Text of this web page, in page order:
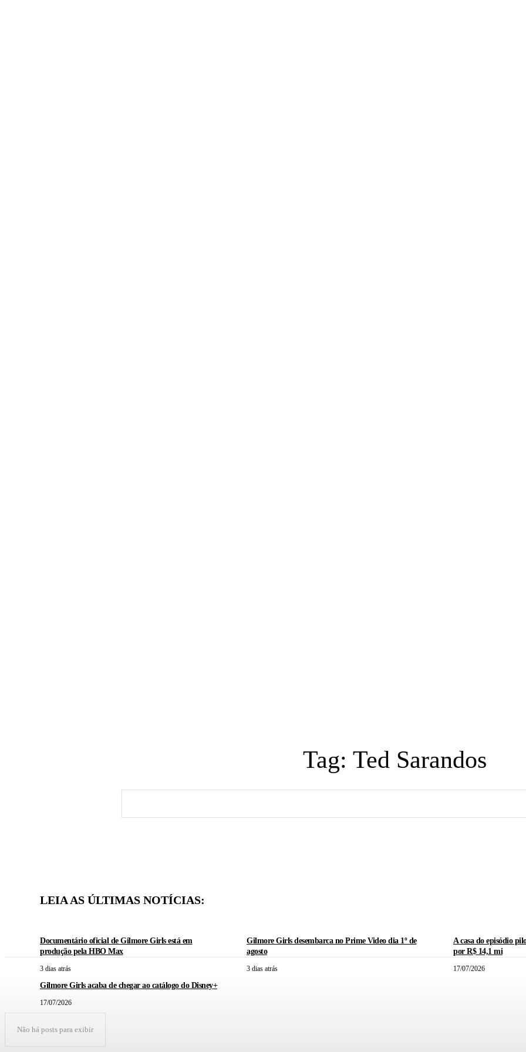
Tag: Ted Sarandos
LEIA AS ÚLTIMAS NOTÍCIAS:
Documentário oficial de Gilmore Girls está em
produção pela HBO Max
3 dias atrás
Gilmore Girls desembarca no Prime Video dia 1º de
agosto
3 dias atrás
A casa do episódio
por R$ 14,1 mi
17/07/2026
Gilmore Girls acaba de chegar ao catálogo do Disney+
17/07/2026
Não há posts para exibir